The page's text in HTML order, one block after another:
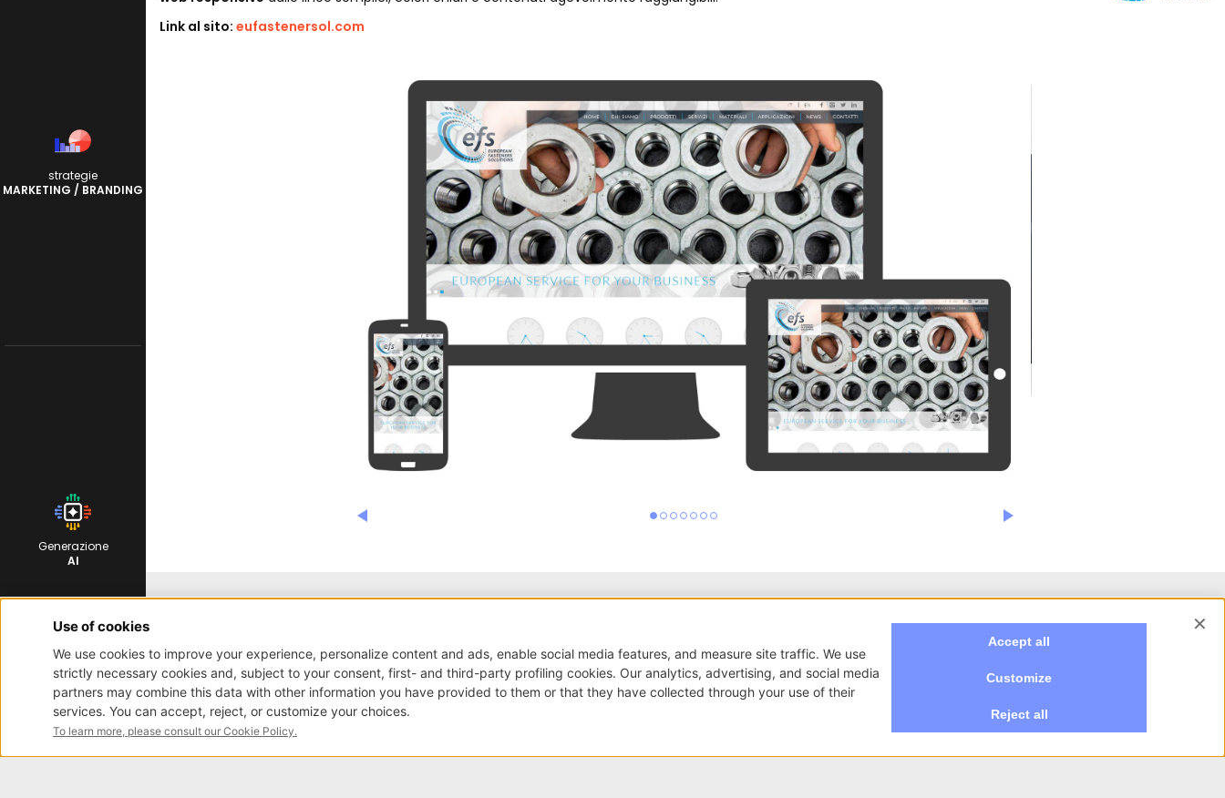
strategie
MARKETING / BRANDING
Generazione
AI
Link al sito: eufastenersol.com
Iscrizione newsletter Raccontaci la tua esigenza
Abbiamo bisogno delle tue indicazioni per offrirti un servizio su misura per te.
NewVisibility S.r.l.
Cantù 22063 (CO)
T.+39 031 3620385
info@newvisibility.it